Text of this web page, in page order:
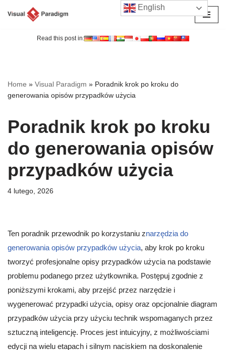
Read this post in:
Home » Visual Paradigm » Poradnik krok po kroku do
generowania opisów przypadków użycia
Poradnik krok po kroku
do generowania opisów
przypadków użycia
4 lutego, 2026
Ten poradnik przewodnik po korzystaniu znarzędzia do
generowania opisów przypadków użycia, aby krok po kroku
tworzyć profesjonalne opisy przypadków użycia na podstawie
problemu podanego przez użytkownika. Postępuj zgodnie z
poniższymi krokami, aby przejść przez narzędzie i
wygenerować przypadki użycia, opisy oraz opcjonalnie diagram
przypadków użycia przy użyciu technik wspomaganych przez
sztuczną inteligencję. Proces jest intuicyjny, z możliwościami
edycji na wielu etapach i silnym naciskiem na doskonalenie
English